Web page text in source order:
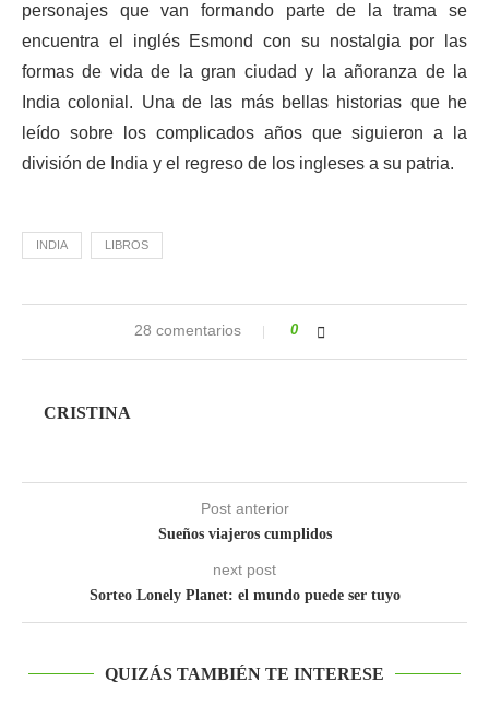
personajes que van formando parte de la trama se
encuentra el inglés Esmond con su nostalgia por las
formas de vida de la gran ciudad y la añoranza de la
India colonial. Una de las más bellas historias que he
leído sobre los complicados años que siguieron a la
división de India y el regreso de los ingleses a su patria.
INDIA LIBROS
28 comentarios 0
CRISTINA
Post anterior
Sueños viajeros cumplidos
next post
Sorteo Lonely Planet: el mundo puede ser tuyo
QUIZÁS TAMBIÉN TE INTERESE